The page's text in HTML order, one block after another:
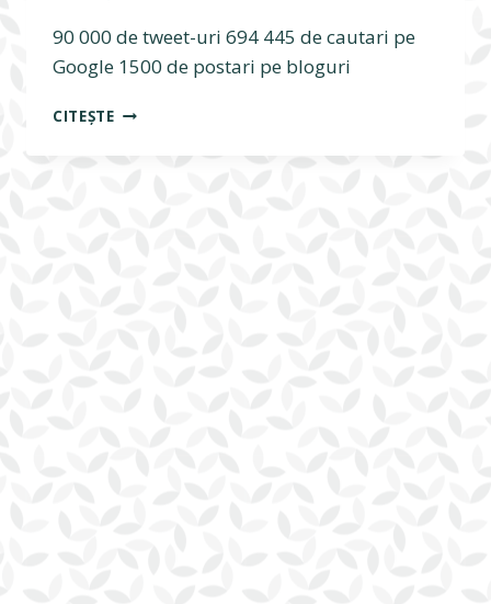
90 000 de tweet-uri 694 445 de cautari pe
Google 1500 de postari pe bloguri
CITEȘTEINTERNETUL
60